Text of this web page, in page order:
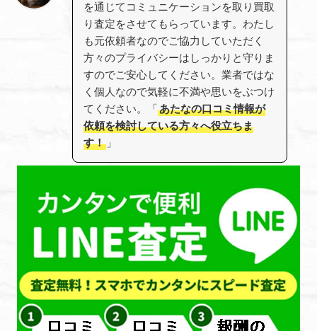
を通じてコミュニケーションを取り買取
り査定をさせてもらっています。わたし
も元依頼者なのでご協力していただく
方々のプライバシーはしっかりと守りま
すのでご安心してください。業者ではな
く個人なので気軽に不満や思いをぶつけ
てください。「あたなの口コミ情報が
依頼を検討している方々へ役立ちま
す！ 」